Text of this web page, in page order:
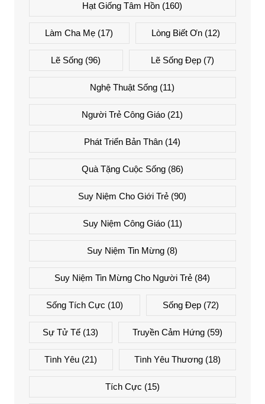
Hạt Giống Tâm Hồn (160)
Làm Cha Mẹ (17) Lòng Biết Ơn(12)
Lẽ Sống (96) Lẽ Sống Đẹp(7)
Nghệ Thuật Sống (11)
Người Trẻ Công Giáo (21)
Phát Triển Bản Thân (14)
Quà Tặng Cuộc Sống(86)
Suy Niệm Cho Giới Trẻ (90)
Suy Niệm Công Giáo(11)
Suy Niệm Tin Mừng (8)
Suy Niệm Tin Mừng Cho Người Trẻ (84)
Sống Tích Cực (10) Sống Đẹp (72)
Sự Tử Tế (13) Truyền Cảm Hứng(59)
Tình Yêu (21) Tình Yêu Thương(18)
Tích Cực (15)